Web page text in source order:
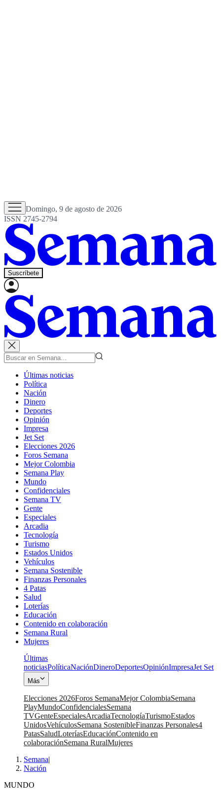
Domingo, 9 de agosto de 2026
ISSN 2745-2794
Suscríbete
Últimas noticias
Política
Nación
Dinero
Deportes
Opinión
Impresa
Jet Set
Elecciones 2026
Foros Semana
Mejor Colombia
Semana Play
Mundo
Confidenciales
Semana TV
Gente
Especiales
Arcadia
Tecnología
Turismo
Estados Unidos
Vehículos
Semana Sostenible
Finanzas Personales
4 Patas
Salud
Loterías
Educación
Contenido en colaboración
Semana Rural
Mujeres
Últimas
noticiasPolíticaNaciónDineroDeportesOpiniónImpresaJet Set
Más
Elecciones 2026Foros SemanaMejor ColombiaSemana
PlayMundoConfidencialesSemana
TVGenteEspecialesArcadiaTecnologíaTurismoEstados
UnidosVehículosSemana SostenibleFinanzas Personales4
PatasSaludLoteríasEducaciónContenido en
colaboraciónSemana RuralMujeres
Semana|
Nación
MUNDO